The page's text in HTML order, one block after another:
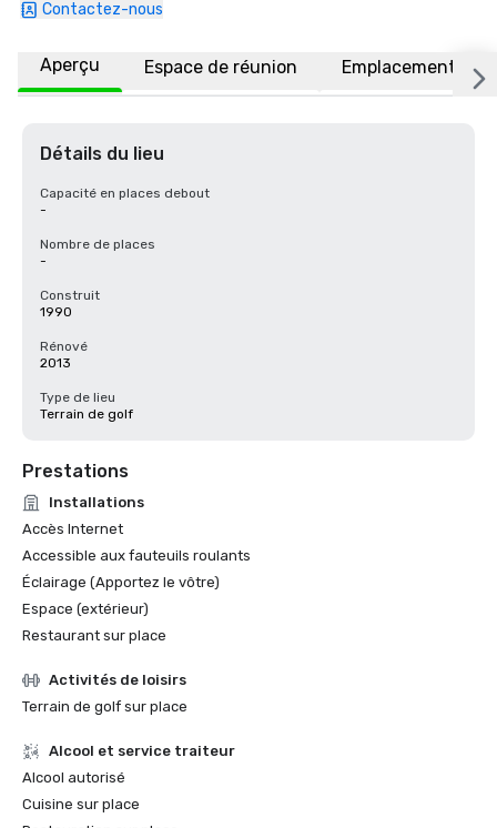
Contactez-nous
Aperçu Espace de réunion Emplacement
Détails du lieu
Capacité en places debout
-
Nombre de places
-
Construit
1990
Rénové
2013
Type de lieu
Terrain de golf
Prestations
Installations
Accès Internet
Accessible aux fauteuils roulants
Éclairage (Apportez le vôtre)
Espace (extérieur)
Restaurant sur place
Activités de loisirs
Terrain de golf sur place
Alcool et service traiteur
Alcool autorisé
Cuisine sur place